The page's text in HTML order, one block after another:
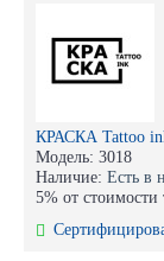
КРАСКА Tattoo
Модель: 3018
Наличие: Есть в
5% от стоимости